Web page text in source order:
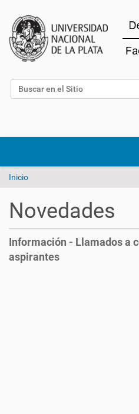
Buscar
Inicio
Novedades
Información - Llamados a
aspirantes